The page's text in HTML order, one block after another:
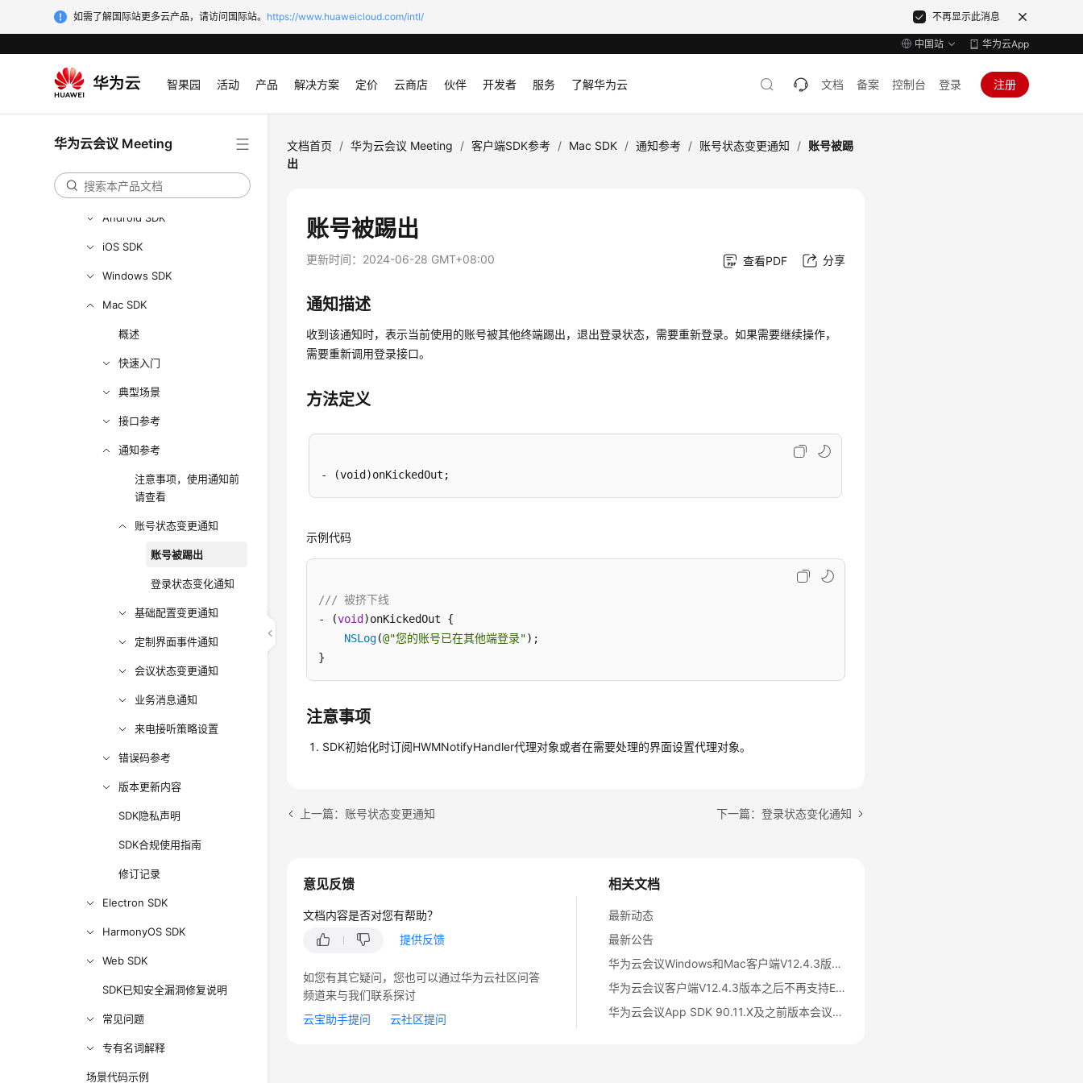
如需了解国际站更多云产品，请访问国际站。 https://www.huaweicloud.com/intl/ 不再显示此消息
中国站 华为云App
智果园 活动 产品 解决方案 定价 云商店 伙伴 开发者 服务 了解华为云 文档 备案 控制台 登录 注册
华为云会议 Meeting
开发与集成
服务端API参考
SDK维护周期
Android SDK
iOS SDK
Windows SDK
Mac SDK
概述
快速入门
典型场景
接口参考
通知参考
注意事项，使用通知前
请查看
账号状态变更通知
账号被踢出
登录状态变化通知
基础配置变更通知
定制界面事件通知
会议状态变更通知
业务消息通知
来电接听策略设置
错误码参考
版本更新内容
SDK隐私声明
SDK合规使用指南
修订记录
Electron SDK
HarmonyOS SDK
Web SDK
SDK已知安全漏洞修复说明
常见问题
专有名词解释
场景代码示例
文档首页 / 华为云会议 Meeting / 客户端SDK参考 / Mac SDK / 通知参考 / 账号状态变更通知 / 账号被踢
出
账号被踢出
更新时间： 2024-06-28 GMT+08:00 查看PDF 分享
通知描述
收到该通知时，表示当前使用的账号被其他终端踢出，退出登录状态，需要重新登录。如果需要继续操作，
需要重新调用登录接口。
方法定义
示例代码
/// 被挤下线
- (void )onKickedOut {
NSLog(@"您的账号已在其他端登录");
}
注意事项
SDK初始化时订阅HWMNotifyHandler代理对象或者在需要处理的界面设置代理对象。
上一篇：账号状态变更通知 下一篇：登录状态变化通知
相关文档
最新动态
最新公告
华为云会议Windows和Mac客户端V12.4.3版本之后不再支持IdeaShare投屏公告
华为云会议客户端V12.4.3版本之后不再支持EShare投屏公告
华为云会议App SDK 90.11.X及之前版本会议聊天服务下线公告
意见反馈
文档内容是否对您有帮助？
提供反馈
如您有其它疑问，您也可以通过华为云社区问答
频道来与我们联系探讨
云宝助手提问
云社区提问